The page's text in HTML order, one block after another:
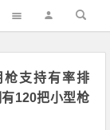
支持有率排
120把小型枪